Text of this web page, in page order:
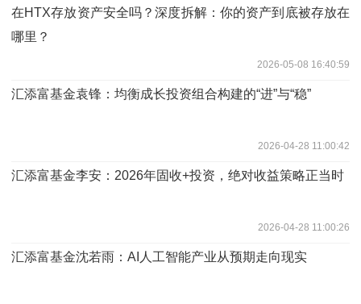
在HTX存放资产安全吗？深度拆解：你的资产到底被存放在
哪里？
2026-05-08 16:40:59
汇添富基金袁锋：均衡成长投资组合构建的“进”与“稳”
2026-04-28 11:00:42
汇添富基金李安：2026年固收+投资，绝对收益策略正当时
2026-04-28 11:00:26
汇添富基金沈若雨：AI人工智能产业从预期走向现实